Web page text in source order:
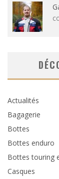
Actualités
Bagagerie
Bottes
Bottes enduro
Bottes touring
Casques